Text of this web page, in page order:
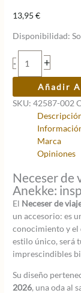
13,95€
Disponibilidad:
-
Neceser
de
Sophia
cantidad
+
Añadir
SKU:42587-002
Marca
Opiniones
Neceser de
Anekke:
El Neceser de
un accesorio: es
conocimiento y el
estilo único, será
imprescindibles
Su diseño
2026, una oda al